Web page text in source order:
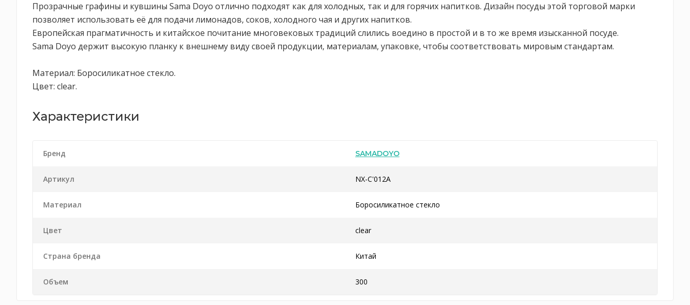
Прозрачные графины и кувшины Sama Doyo отлично подходят как для холодных, так и для горячих напитков. Дизайн посуды этой торговой марки
позволяет использовать её для подачи лимонадов, соков, холодного чая и других напитков.
Европейская прагматичность и китайское почитание многовековых традиций слились воедино в простой и в то же время изысканной посуде.
Sama Doyo держит высокую планку к внешнему виду своей продукции, материалам, упаковке, чтобы соответствовать мировым стандартам.
Материал: Боросиликатное стекло.
Цвет: clear.
Характеристики
Бренд SAMADOYO
Артикул NX-C'012A
Материал Боросиликатное стекло
Цвет clear
Страна бренда Китай
Объем 300